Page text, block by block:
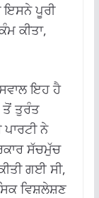
ਇਸਨੇ ਪੂਰੀ
ਕੀਤਾ,
ਇਹ ਹੈ
ਤੋਂ ਤੁਰੰਤ
ਨੇ
ਸੱਚਮੁੱਚ
ਗਈ ਸੀ,
ਵਿਸ਼ਲੇਸ਼ਣ